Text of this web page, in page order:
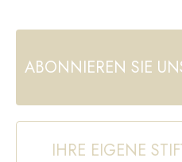
ABONNIEREN SIE
IHRE EIGENE